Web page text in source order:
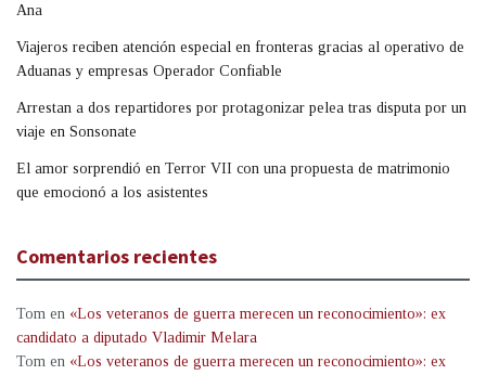
Ana
Viajeros reciben atención especial en fronteras gracias al operativo de
Aduanas y empresas Operador Confiable
Arrestan a dos repartidores por protagonizar pelea tras disputa por un
viaje en Sonsonate
El amor sorprendió en Terror VII con una propuesta de matrimonio
que emocionó a los asistentes
Comentarios recientes
Tom en «Los veteranos de guerra merecen un reconocimiento»: ex
candidato a diputado Vladimir Melara
Tom en «Los veteranos de guerra merecen un reconocimiento»: ex